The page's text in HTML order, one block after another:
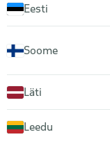
Eesti
Soome
Läti
Leedu